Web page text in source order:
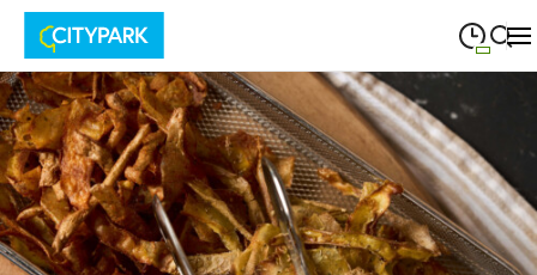
Suche schließen
Montag
MONTAG 09:00
Dienstag
DIENSTAG 09:00—19:30
Mittwoch
MITTWOCH 09:00—19:30